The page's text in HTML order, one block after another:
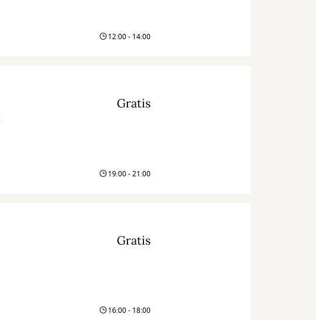
12:00 - 14:00
Gratis
19:00 - 21:00
Gratis
16:00 - 18:00